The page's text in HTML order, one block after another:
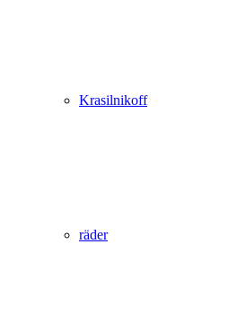
Krasilnikoff
räder